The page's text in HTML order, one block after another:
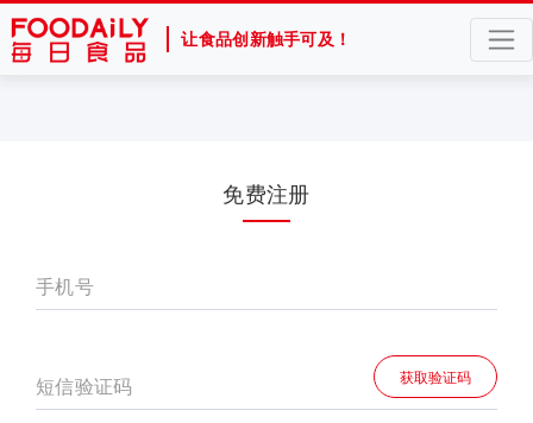
让食品创新触手可及！
免费注册
手机号
短信验证码 获取验证码